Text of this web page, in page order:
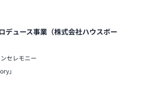
デュース事業（株式会社ハウスボー
セレモニー
」